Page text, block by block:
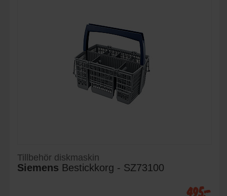
Tillbehör diskmaskin
Siemens Bestickkorg - SZ73100
495:-